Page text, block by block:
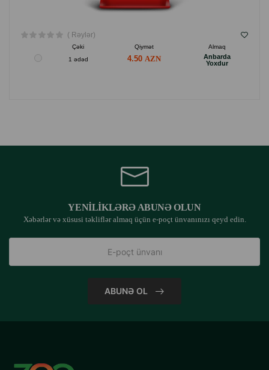
( Rəylər)
Çəki Qiymət
Almaq
1 ədəd
4.50
Anbarda
Yoxdur
YENILIKLƏRƏ ABUNƏ OLUN
Xəbərlər və xüsusi təkliflər almaq üçün e-poçt ünvanınızı qeyd edin.
ABUNƏ OL